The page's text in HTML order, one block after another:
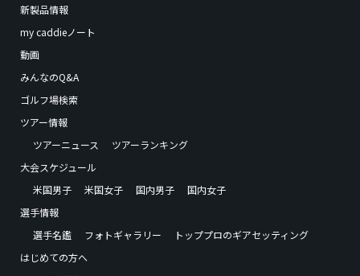
新製品情報
my caddieノート
動画
みんなのQ&A
ゴルフ場検索
ツアー情報
ツアーニュース
ツアーランキング
大会スケジュール
米国男子
米国女子 国内男子
国内女子
選手情報
選手名鑑
フォトギャラリー
トッププロのギアセッティング
はじめての方へ